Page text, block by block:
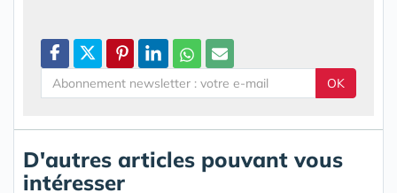
OK
D'autres articles pouvant vous
intéresser